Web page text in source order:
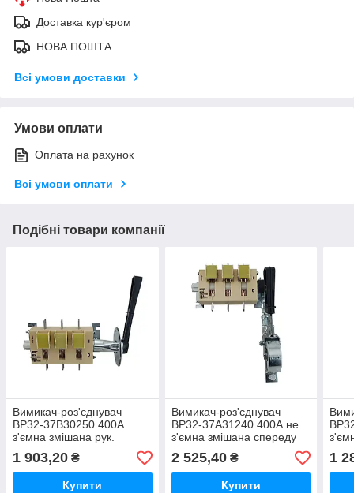
Доставка кур'єром
НОВА ПОШТА
Всі умови доставки
Умови оплати
Оплата на рахунок
Всі умови оплати
Подібні товари компанії
Вимикач-роз'єднувач
ВР32-37В30250 400А
з'ємна змішана рук.
права-ліва без
дугогасильної камери
1 903,20 ₴
Купити
Вимикач-роз'єднувач
ВР32-37A31240 400А не
з'ємна змішана спереду
рук.
2 525,40₴
Купити
1